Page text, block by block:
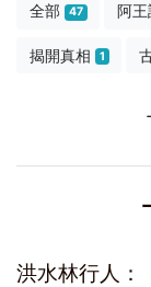
全部 47 阿
揭開真相 1
洪水林行人：